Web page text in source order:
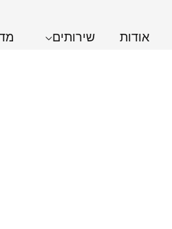
אודות שירותים